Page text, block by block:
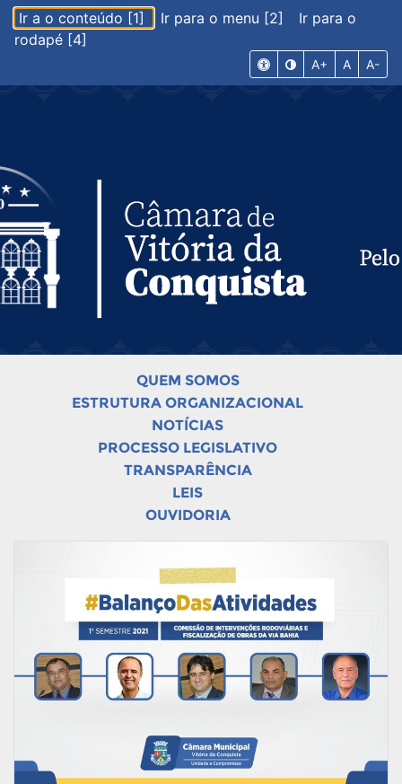
Ir a o conteúdo [1] Ir para o menu [2]
Ir para o
rodapé [4]
A+ A A-
QUEM SOMOS
ESTRUTURA ORGANIZACIONAL
NOTÍCIAS
PROCESSO LEGISLATIVO
TRANSPARÊNCIA
LEIS
OUVIDORIA